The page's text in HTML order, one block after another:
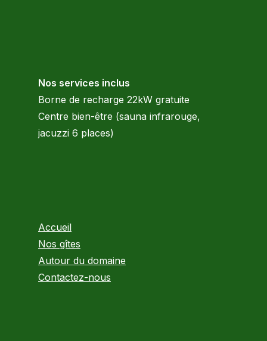
Nos services inclus
Borne de recharge 22kW gratuite
Centre bien-être (sauna infrarouge,
jacuzzi 6 places)
Accueil
Nos gîtes
Autour du domaine
Contactez-nous